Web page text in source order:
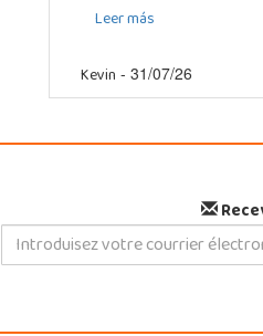
Leer más
Kevin - 31/07/26